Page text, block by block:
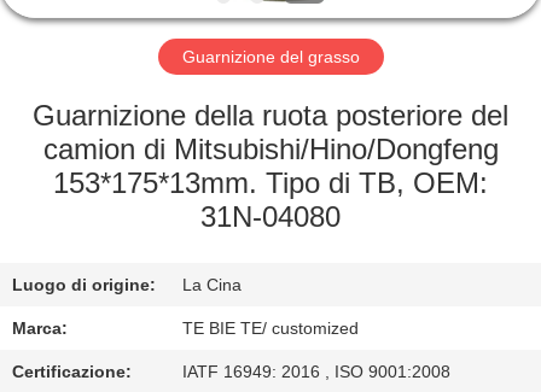
GIRO
FABBRICA
CONTROLLO
CONTATTICI
Guarnizione del grasso
Guarnizione della ruota posteriore del
camion di Mitsubishi/Hino/Dongfeng
153*175*13mm. Tipo di TB, OEM:
31N-04080
Luogo di origine: La Cina
Marca: TE BIE TE/ customized
Certificazione: IATF 16949: 2016 , ISO 9001:2008